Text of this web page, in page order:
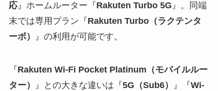
応』ホームルーター『Rakuten Turbo 5G』。同端
末では専用プラン『Rakuten Turbo（ラクテンタ
ーボ）
』の利用が可能です。
『Rakuten Wi-Fi Pocket Platinum（モバイルルー
ター）
』との大きな違いは『5G（Sub6） 』『Wi-